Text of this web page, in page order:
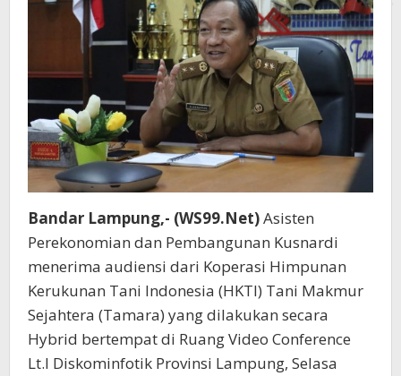
Bandar Lampung,- (WS99.Net)Asisten
Perekonomian dan Pembangunan Kusnardi
menerima audiensi dari Koperasi Himpunan
Kerukunan Tani Indonesia (HKTI) Tani Makmur
Sejahtera (Tamara) yang dilakukan secara
Hybrid bertempat di Ruang Video Conference
Lt.I Diskominfotik Provinsi Lampung, Selasa